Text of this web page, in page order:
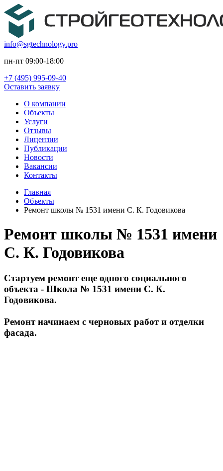
info@sgtechnology.pro
пн-пт 09:00-18:00
+7 (495) 995-09-40
Оставить заявку
О компании
Объекты
Услуги
Отзывы
Лицензии
Публикации
Новости
Вакансии
Контакты
Главная
Объекты
Ремонт школы № 1531 имени С. К. Годовикова
Ремонт школы № 1531 имени
С. К. Годовикова
Стартуем ремонт еще одного социального
объекта - Школа № 1531 имени С. К.
Годовикова.
Ремонт начинаем с черновых работ и отделки
фасада.